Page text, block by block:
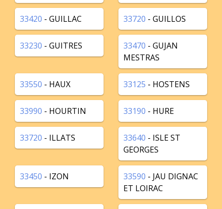
33420 - GUILLAC 33720 - GUILLOS
33230 - GUITRES 33470 - GUJAN
MESTRAS
33550 - HAUX 33125 - HOSTENS
33990 - HOURTIN 33190 - HURE
33720 - ILLATS 33640 - ISLE ST
GEORGES
33450 - IZON 33590 - JAU DIGNAC
ET LOIRAC